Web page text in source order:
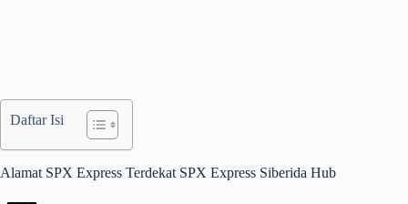
Daftar Isi
Alamat SPX Express Terdekat SPX Express Siberida Hub